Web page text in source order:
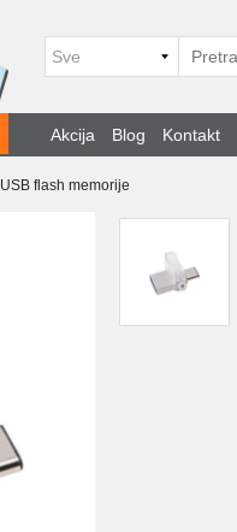
Akcija Blog Kontakt
USB flash memorije